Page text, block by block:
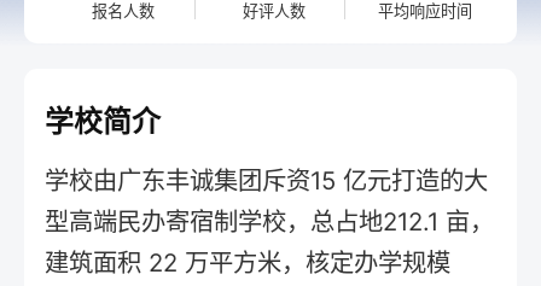
报名人数 好评人数 平均响应时间
学校简介
学校由广东丰诚集团斥资15 亿元打造的大
型高端民办寄宿制学校，总占地212.1 亩，
建筑面积 22 万平方米，核定办学规模